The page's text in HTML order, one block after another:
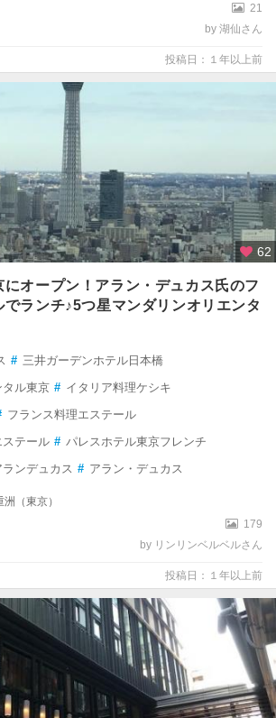
21
by 湖仙さん
投稿日：１年以上前
62
オープン！アラン・デュカス氏のフ
でランチ♪5つ星マンダリンオリエンタ
# 三井ガーデンホテル日本橋
タル東京 # イタリア料理ケシキ
フランス料理エステール
ステール # パレスホテル東京フレンチ
ンデュカス # アラン・デュカス
（東京）
179
by リンリンベルベルさん
投稿日：１年以上前